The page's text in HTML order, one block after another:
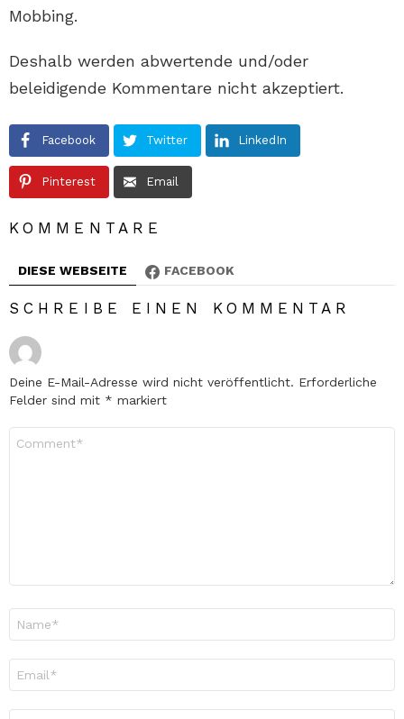
Mobbing.
Deshalb werden abwertende und/oder
beleidigende Kommentare nicht akzeptiert.
Facebook Twitter LinkedIn
Pinterest Email
KOMMENTARE
DIESE WEBSEITE FACEBOOK
SCHREIBE EINEN KOMMENTAR
Deine E-Mail-Adresse wird nicht veröffentlicht. Erforderliche
Felder sind mit * markiert
Mail-
Adresse
*